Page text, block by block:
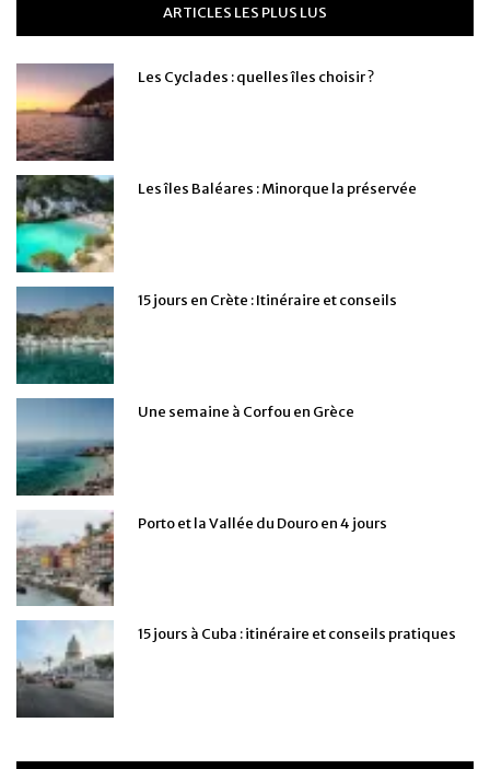
ARTICLES LES PLUS LUS
Les Cyclades : quelles îles choisir ?
Les îles Baléares : Minorque la préservée
15 jours en Crète : Itinéraire et conseils
Une semaine à Corfou en Grèce
Porto et la Vallée du Douro en 4 jours
15 jours à Cuba : itinéraire et conseils pratiques